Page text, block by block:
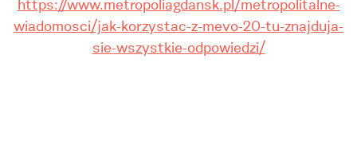
https://www.metropoliagdansk.pl/metropolitalne-
wiadomosci/jak-korzystac-z-mevo-20-tu-znajduja-
sie-wszystkie-odpowiedzi/